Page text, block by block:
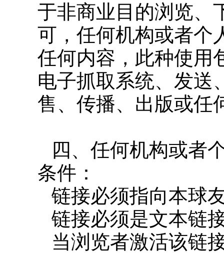
于非商业目的浏览、
可，任何机构或者个
任何内容，此种使用
电子抓取系统、发送
售、传播、出版或
四、任何机构或者
条件：
链接必须指向本
链接必须是文本
当浏览者激活该链